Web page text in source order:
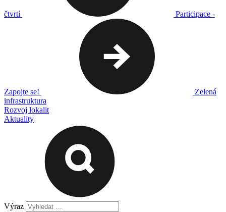
čtvrtí Participace -
Zapojte se!
Zelená
infrastruktura
Rozvoj lokalit
Aktuality
Výraz